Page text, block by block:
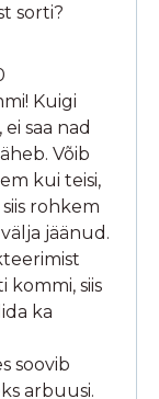
sorti?
Kuigi
saa nad
Võib
kui teisi,
rohkem
jäänud.
kommi, siis
ka
soovib
arbuusi.